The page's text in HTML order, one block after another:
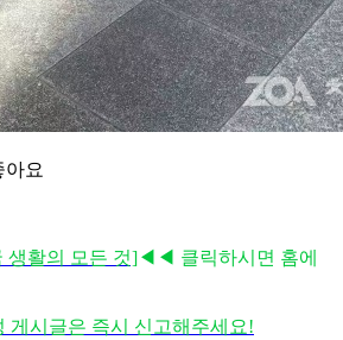
아요
생활의 모든 것]◀◀ 클릭하시면 홈에
게시글은 즉시 신고해주세요!